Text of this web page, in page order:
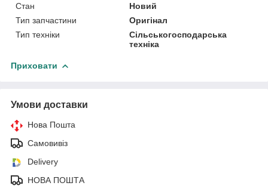
Стан
Новий
Тип запчастини
Оригінал
Тип техніки
Сільськогосподарська
техніка
Приховати
Умови доставки
Нова Пошта
Самовивіз
Delivery
НОВА ПОШТА